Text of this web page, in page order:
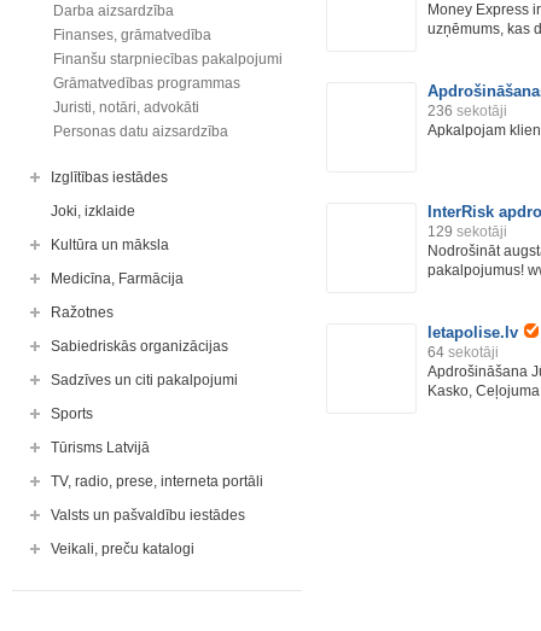
Darba aizsardzība
Finanses, grāmatvedība
Finanšu starpniecības pakalpojumi
Grāmatvedības programmas
Juristi, notāri, advokāti
Personas datu aizsardzība
Izglītības iestādes
Joki, izklaide
Kultūra un māksla
Medicīna, Farmācija
Ražotnes
Sabiedriskās organizācijas
Sadzīves un citi pakalpojumi
Sports
Tūrisms Latvijā
TV, radio, prese, interneta portāli
Valsts un pašvaldību iestādes
Veikali, preču katalogi
Money Express
uzņēmums, kas
236 sekotāji
Apkalpojam
InterRisk
129 sekotāji
Nodrošināt
pakalpojumus!
letapolise.lv
64 sekotāji
Apdrošināšana
Kasko,